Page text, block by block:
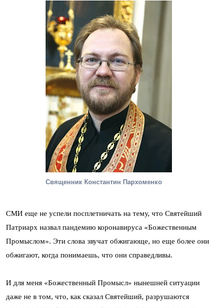
Священник Константин Пархоменко
СМИ еще не успели посплетничать на тему, что Святейший
Патриарх назвал пандемию коронавируса «Божественным
Промыслом». Эти слова звучат обжигающе, но еще более они
обжигают, когда понимаешь, что они справедливы.
И для меня «Божественный Промысл» нынешней ситуации
даже не в том, что, как сказал Святейший, разрушаются